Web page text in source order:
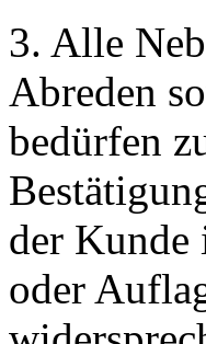
3. Alle
Abreden
bedürfen
der Kunde
oder